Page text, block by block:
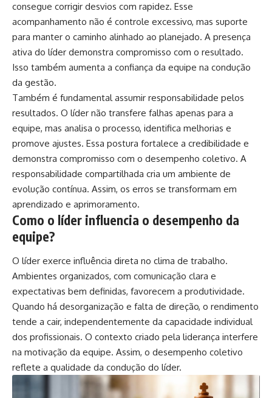
consegue corrigir desvios com rapidez. Esse
acompanhamento não é controle excessivo, mas suporte
para manter o caminho alinhado ao planejado. A presença
ativa do líder demonstra compromisso com o resultado.
Isso também aumenta a confiança da equipe na condução
da gestão.
Também é fundamental assumir responsabilidade pelos
resultados. O líder não transfere falhas apenas para a
equipe, mas analisa o processo, identifica melhorias e
promove ajustes. Essa postura fortalece a credibilidade e
demonstra compromisso com o desempenho coletivo. A
responsabilidade compartilhada cria um ambiente de
evolução contínua. Assim, os erros se transformam em
aprendizado e aprimoramento.
Como o líder influencia o desempenho da
equipe?
O líder exerce influência direta no clima de trabalho.
Ambientes organizados, com comunicação clara e
expectativas bem definidas, favorecem a produtividade.
Quando há desorganização e falta de direção, o rendimento
tende a cair, independentemente da capacidade individual
dos profissionais. O contexto criado pela liderança interfere
na motivação da equipe. Assim, o desempenho coletivo
reflete a qualidade da condução do líder.